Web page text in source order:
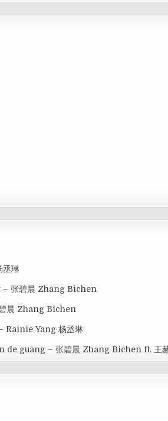
琳
张碧晨 Zhang Bichen
晨 Zhang Bichen
Yang 杨丞琳
guāng – 张碧晨 Zhang Bichen ft. 王